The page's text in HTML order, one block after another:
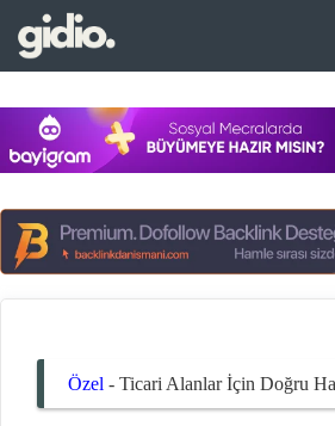
İçeriğe
atla
Özel - Ticari Alanlar İçin Doğru